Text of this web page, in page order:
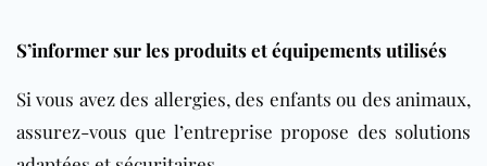
S’informer sur les produits et équipements utilisés
Si vous avez des allergies, des enfants ou des animaux,
assurez-vous que l’entreprise propose des solutions